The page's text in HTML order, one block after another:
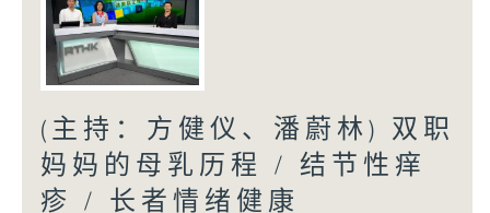
(主持：方健仪、潘蔚林) 双职
妈妈的母乳历程 / 结节性痒
疹 / 长者情绪健康